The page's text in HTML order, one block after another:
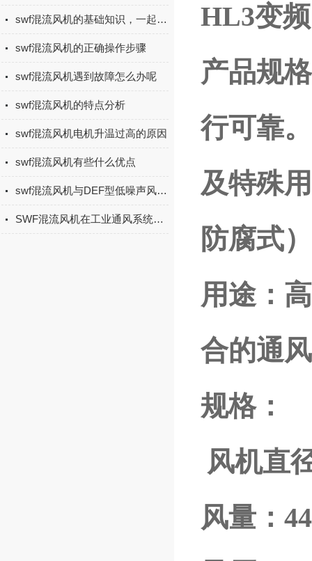
swf混流风机的基础知识，一起学习吧！
swf混流风机的正确操作步骤
swf混流风机遇到故障怎么办呢
swf混流风机的特点分析
swf混流风机电机升温过高的原因
swf混流风机有些什么优点
swf混流风机与DEF型低噪声风机箱的特点
SWF混流风机在工业通风系统中的应用分析
HL3变
产品规
行可靠
及特殊
防腐式）
用途：
合的通
规格：
风机直
风量：